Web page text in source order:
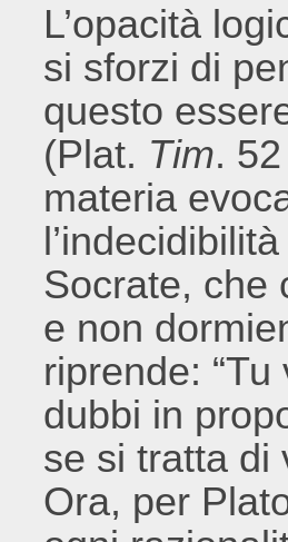
L’opacità
si sforzi di
questo
(Plat. Tim.
materia
Socrate, che
e non
riprende:
dubbi in
se si tratta di
Ora, per